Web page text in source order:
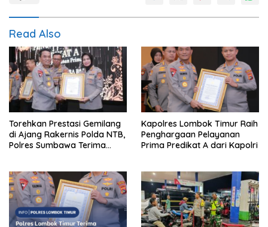
Read Also
Torehkan Prestasi Gemilang
di Ajang Rakernis Polda NTB,
Polres Sumbawa Terima
Kapolres Lombok Timur Raih
Penghargaan Pelayanan
Prima Predikat A dari Kapolri